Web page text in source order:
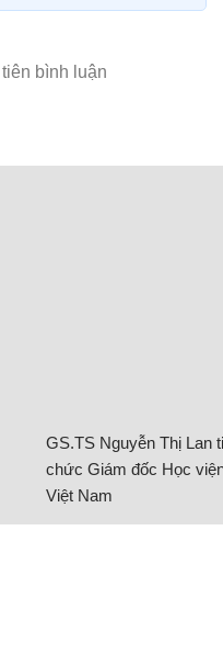
GS.TS Nguyễn Thị Lan
chức Giám đốc Học
Việt Nam